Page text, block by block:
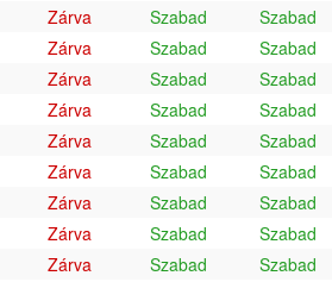
Zárva Szabad
Szabad
Zárva Szabad
Szabad
Zárva Szabad
Szabad
Zárva Szabad
Szabad
Zárva Szabad
Szabad
Zárva Szabad
Szabad
Zárva Szabad
Szabad
Zárva Szabad
Szabad
Zárva Szabad
Szabad